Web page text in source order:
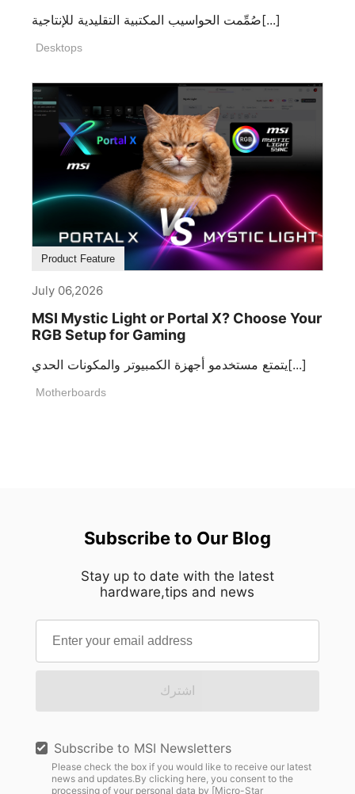
صُمِّمت الحواسيب المكتبية التقليدية للإنتاجية[...]
Desktops
Product Feature
July 06,2026
MSI Mystic Light or Portal X? Choose Your
RGB Setup for Gaming
يتمتع مستخدمو أجهزة الكمبيوتر والمكونات الحدي[...]
Motherboards
Subscribe to Our Blog
Stay up to date with the latest
hardware,tips and news
اشترك
Subscribe to MSI Newsletters
Please check the box if you would like to receive our latest
news and updates.By clicking here, you consent to the
processing of your personal data by [Micro-Star